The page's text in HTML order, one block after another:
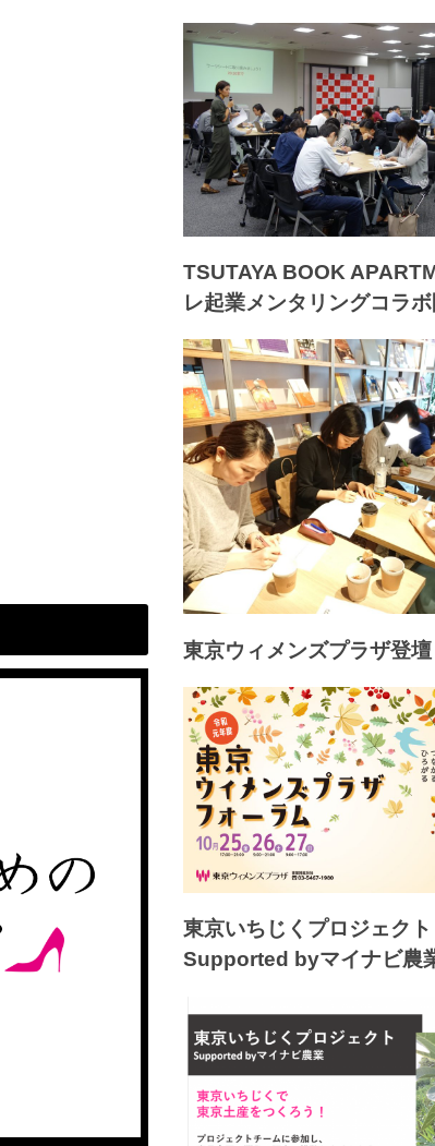
TSUTAYA BOOK
レ起業メンタリングコラ
東京ウィメンズプラザ登壇
東京いちじくプロジェクト
Supported byマイナビ農